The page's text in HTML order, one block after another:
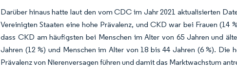
Darüber hinaus hatte laut den vom CDC im Jahr 2021 aktualisierten
Vereinigten Staaten eine hohe Prävalenz, und CKD war bei Frauen (14
dass CKD am häufigsten bei Menschen im Alter von 65 Jahren und
Jahren (12 %) und Menschen im Alter von 18 bis 44 Jahren (6 %).
Prävalenz von Nierenversagen führen und damit das Marktwachstum